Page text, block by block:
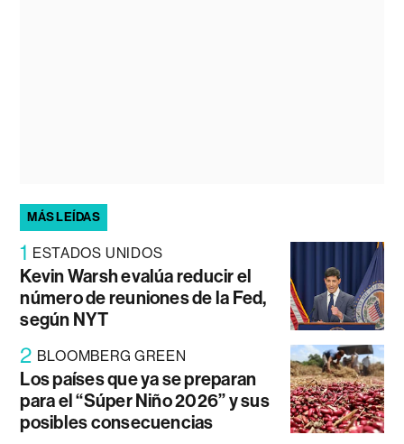
MÁS LEÍDAS
1 ESTADOS UNIDOS
Kevin Warsh evalúa reducir el
número de reuniones de la Fed,
según NYT
2 BLOOMBERG GREEN
Los países que ya se preparan
para el “Súper Niño 2026” y sus
posibles consecuencias